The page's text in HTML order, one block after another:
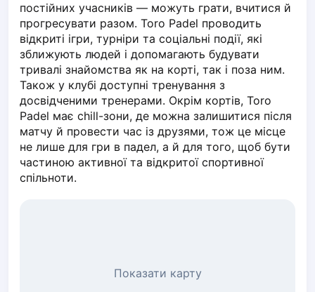
Pisz
Poznan
Pruszcz Gdański
Pszczyna
Rzeszow
Siedlce
Stalowa Wola
Szczecin
Torun
Trabki Wielkie
Turbia
постійних учасників — можуть грати, вчитися й
прогресувати разом. Toro Padel проводить
відкриті ігри, турніри та соціальні події, які
зближують людей і допомагають будувати
тривалі знайомства як на корті, так і поза ним.
Також у клубі доступні тренування з
досвідченими тренерами. Окрім кортів, Toro
Padel має chill-зони, де можна залишитися після
матчу й провести час із друзями, тож це місце
не лише для гри в падел, а й для того, щоб бути
частиною активної та відкритої спортивної
спільноти.
Показати карту